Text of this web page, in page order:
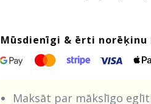
Mūsdienīgi & ērti
Maksāt par mākslīgo